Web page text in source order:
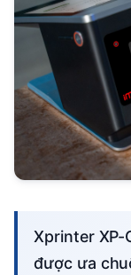
Xprinter XP-C300 là máy in bill Trung Quốc
được ưa